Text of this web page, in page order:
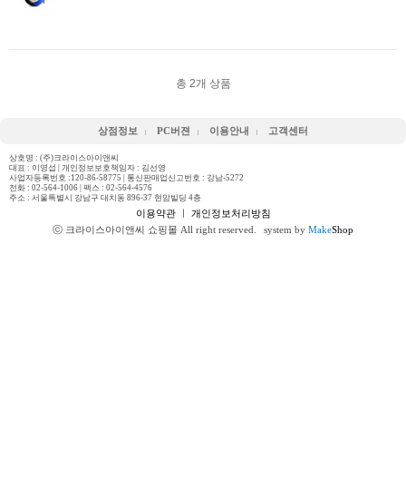
총 2개 상품
상점정보 PC버젼 이용안내 고객센터
상호명 : (주)크라이스아이앤씨
대표 : 이영섭 | 개인정보보호책임자 : 김선영
사업자등록번호 :120-86-58775 | 통신판매업신고번호 : 강남-5272
전화 : 02-564-1006 | 팩스 : 02-564-4576
주소 : 서울특별시 강남구 대치동 896-37 현암빌딩 4층
이용약관ㅣ 개인정보처리방침
ⓒ 크라이스아이앤씨 쇼핑몰 All right reserved.
system by MakeShop